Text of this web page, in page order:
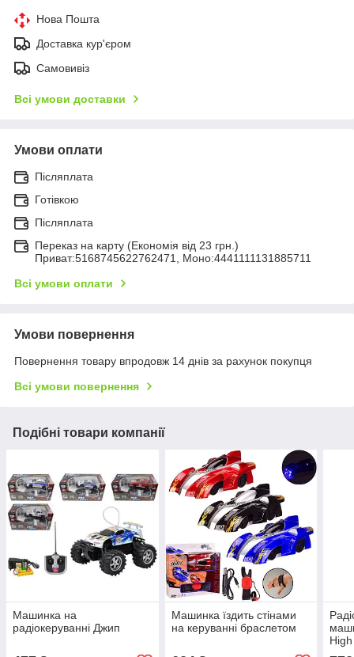
Нова Пошта
Доставка кур'єром
Самовивіз
Всі умови доставки
Умови оплати
Післяплата
Готівкою
Післяплата
Переказ на карту (Економія від 23 грн.)
Приват:5168745622762471, Моно:4441111131885711
Всі умови оплати
Умови повернення
Повернення товару впродовж 14 днів за рахунок покупця
Всі умови повернення
Подібні товари компанії
Машинка на
радіокеруванні Джип
Машинка їздить стінами
на керуванні браслетом